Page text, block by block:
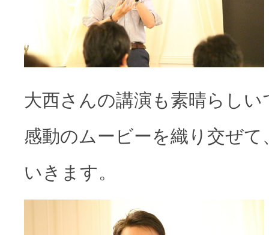
大西さんの講演も素晴らしい
感動のムービーを織り交ぜ
いきます。